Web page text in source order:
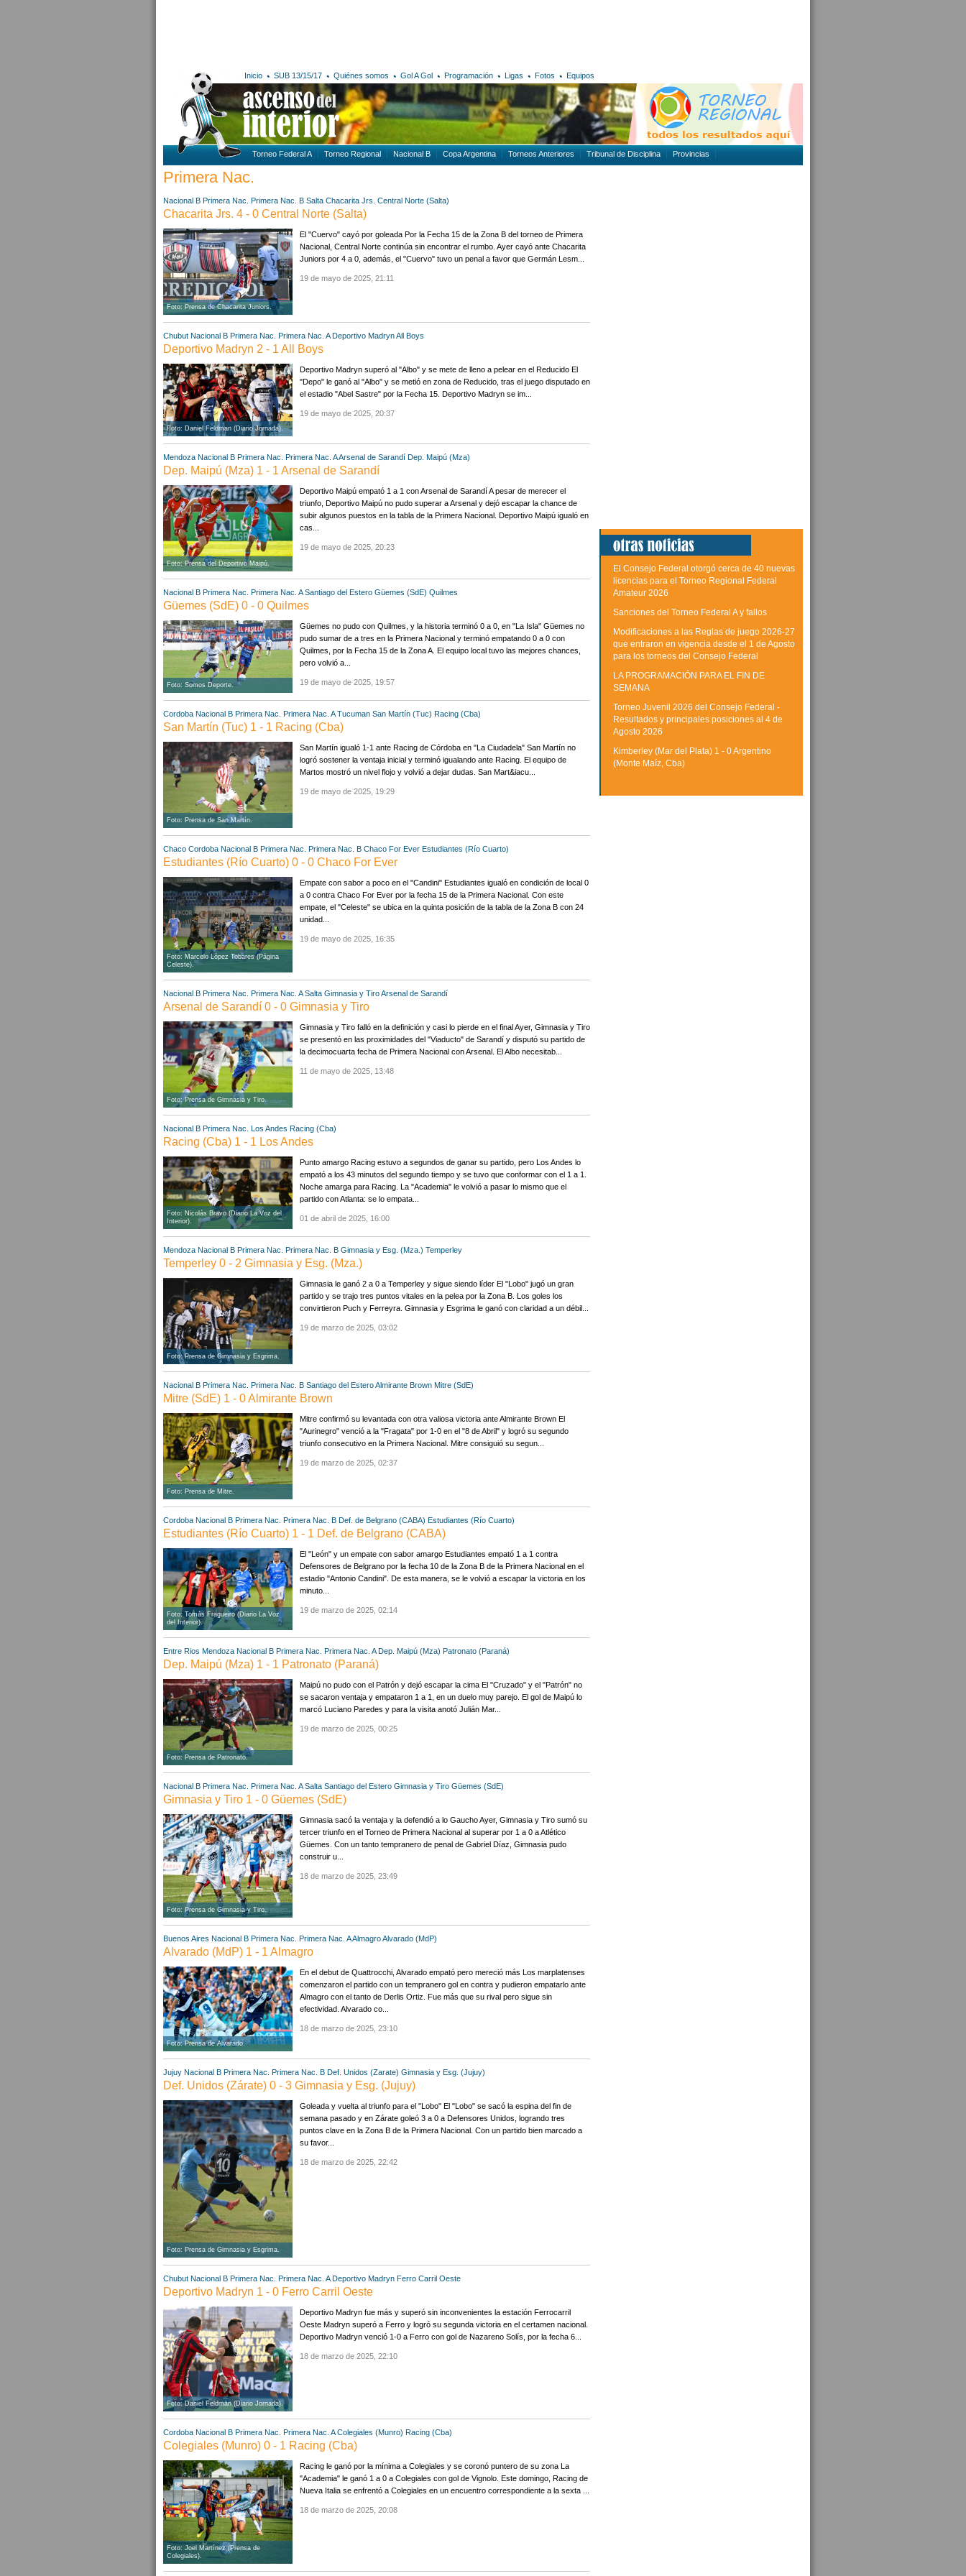
Inicio SUB 13/15/17 Quiénes somos Gol A Gol Programación Ligas Fotos Equipos
Torneo Federal A Torneo Regional Nacional B Copa Argentina Torneos Anteriores Tribunal de Disciplina Provincias
Primera Nac.
Nacional B Primera Nac. Primera Nac. B Salta Chacarita Jrs. Central Norte (Salta)
Chacarita Jrs. 4 - 0 Central Norte (Salta)
Foto: Prensa de Chacarita Juniors.
El "Cuervo" cayó por goleada Por la Fecha 15 de la Zona B del torneo de Primera
Nacional, Central Norte continúa sin encontrar el rumbo. Ayer cayó ante Chacarita
Juniors por 4 a 0, además, el "Cuervo" tuvo un penal a favor que Germán Lesm...
19 de mayo de 2025, 21:11
Chubut Nacional B Primera Nac. Primera Nac. A Deportivo MadrynAll Boys
Deportivo Madryn 2 - 1 All Boys
Foto: Daniel Feldman (Diario Jornada).
Deportivo Madryn superó al "Albo" y se mete de lleno a pelear en el Reducido El
"Depo" le ganó al "Albo" y se metió en zona de Reducido, tras el juego disputado en
el estadio "Abel Sastre" por la Fecha 15. Deportivo Madryn se im...
19 de mayo de 2025, 20:37
Mendoza Nacional B Primera Nac. Primera Nac. AArsenal de Sarandí Dep. Maipú (Mza)
Dep. Maipú (Mza) 1 - 1 Arsenal de Sarandí
Foto: Prensa del Deportivo Maipú.
Deportivo Maipú empató 1 a 1 con Arsenal de Sarandí A pesar de merecer el
triunfo, Deportivo Maipú no pudo superar a Arsenal y dejó escapar la chance de
subir algunos puestos en la tabla de la Primera Nacional. Deportivo Maipú igualó en
cas...
19 de mayo de 2025, 20:23
Nacional B Primera Nac. Primera Nac. A Santiago del Estero Güemes (SdE) Quilmes
Güemes (SdE) 0 - 0 Quilmes
Foto: Somos Deporte.
Güemes no pudo con Quilmes, y la historia terminó 0 a 0, en "La Isla" Güemes no
pudo sumar de a tres en la Primera Nacional y terminó empatando 0 a 0 con
Quilmes, por la Fecha 15 de la Zona A. El equipo local tuvo las mejores chances,
pero volvió a...
19 de mayo de 2025, 19:57
Cordoba Nacional B Primera Nac. Primera Nac. A Tucuman San Martín (Tuc) Racing (Cba)
San Martín (Tuc) 1 - 1 Racing (Cba)
Foto: Prensa de San Martín.
San Martín igualó 1-1 ante Racing de Córdoba en "La Ciudadela" San Martín no
logró sostener la ventaja inicial y terminó igualando ante Racing. El equipo de
Martos mostró un nivel flojo y volvió a dejar dudas. San Mart&iacu...
19 de mayo de 2025, 19:29
Chaco Cordoba Nacional B Primera Nac. Primera Nac. B Chaco For Ever Estudiantes (Río Cuarto)
Estudiantes (Río Cuarto) 0 - 0 Chaco For Ever
Foto: Marcelo López Tobares (Página
Celeste).
Empate con sabor a poco en el "Candini" Estudiantes igualó en condición de local 0
a 0 contra Chaco For Ever por la fecha 15 de la Primera Nacional. Con este
empate, el "Celeste" se ubica en la quinta posición de la tabla de la Zona B con 24
unidad...
19 de mayo de 2025, 16:35
Nacional B Primera Nac. Primera Nac. A Salta Gimnasia y TiroArsenal de Sarandí
Arsenal de Sarandí 0 - 0 Gimnasia y Tiro
Foto: Prensa de Gimnasia y Tiro.
Gimnasia y Tiro falló en la definición y casi lo pierde en el final Ayer, Gimnasia y Tiro
se presentó en las proximidades del "Viaducto" de Sarandí y disputó su partido de
la decimocuarta fecha de Primera Nacional con Arsenal. El Albo necesitab...
11 de mayo de 2025, 13:48
Nacional B Primera Nac. Los Andes Racing (Cba)
Racing (Cba) 1 - 1 Los Andes
Foto: Nicolás Bravo (Diario La Voz del
Interior).
Punto amargo Racing estuvo a segundos de ganar su partido, pero Los Andes lo
empató a los 43 minutos del segundo tiempo y se tuvo que conformar con el 1 a 1.
Noche amarga para Racing. La "Academia" le volvió a pasar lo mismo que el
partido con Atlanta: se lo empata...
01 de abril de 2025, 16:00
Mendoza Nacional B Primera Nac. Primera Nac. B Gimnasia y Esg. (Mza.) Temperley
Temperley 0 - 2 Gimnasia y Esg. (Mza.)
Foto: Prensa de Gimnasia y Esgrima.
Gimnasia le ganó 2 a 0 a Temperley y sigue siendo líder El "Lobo" jugó un gran
partido y se trajo tres puntos vitales en la pelea por la Zona B. Los goles los
convirtieron Puch y Ferreyra. Gimnasia y Esgrima le ganó con claridad a un débil...
19 de marzo de 2025, 03:02
Nacional B Primera Nac. Primera Nac. B Santiago del EsteroAlmirante Brown Mitre (SdE)
Mitre (SdE) 1 - 0 Almirante Brown
Foto: Prensa de Mitre.
Mitre confirmó su levantada con otra valiosa victoria ante Almirante Brown El
"Aurinegro" venció a la "Fragata" por 1-0 en el "8 de Abril" y logró su segundo
triunfo consecutivo en la Primera Nacional. Mitre consiguió su segun...
19 de marzo de 2025, 02:37
Cordoba Nacional B Primera Nac. Primera Nac. B Def. de Belgrano (CABA) Estudiantes (Río Cuarto)
Estudiantes (Río Cuarto) 1 - 1 Def. de Belgrano (CABA)
Foto: Tomás Fragueiro (Diario La Voz
del Interior).
El "León" y un empate con sabor amargo Estudiantes empató 1 a 1 contra
Defensores de Belgrano por la fecha 10 de la Zona B de la Primera Nacional en el
estadio "Antonio Candini". De esta manera, se le volvió a escapar la victoria en los
minuto...
19 de marzo de 2025, 02:14
Entre Rios Mendoza Nacional B Primera Nac. Primera Nac. A Dep. Maipú (Mza) Patronato (Paraná)
Dep. Maipú (Mza) 1 - 1 Patronato (Paraná)
Foto: Prensa de Patronato.
Maipú no pudo con el Patrón y dejó escapar la cima El "Cruzado" y el "Patrón" no
se sacaron ventaja y empataron 1 a 1, en un duelo muy parejo. El gol de Maipú lo
marcó Luciano Paredes y para la visita anotó Julián Mar...
19 de marzo de 2025, 00:25
Nacional B Primera Nac. Primera Nac. A Salta Santiago del Estero Gimnasia y Tiro Güemes (SdE)
Gimnasia y Tiro 1 - 0 Güemes (SdE)
Foto: Prensa de Gimnasia y Tiro.
Gimnasia sacó la ventaja y la defendió a lo Gaucho Ayer, Gimnasia y Tiro sumó su
tercer triunfo en el Torneo de Primera Nacional al superar por 1 a 0 a Atlético
Güemes. Con un tanto tempranero de penal de Gabriel Díaz, Gimnasia pudo
construir u...
18 de marzo de 2025, 23:49
Buenos Aires Nacional B Primera Nac. Primera Nac. AAlmagroAlvarado (MdP)
Alvarado (MdP) 1 - 1 Almagro
Foto: Prensa de Alvarado.
En el debut de Quattrocchi, Alvarado empató pero mereció más Los marplatenses
comenzaron el partido con un tempranero gol en contra y pudieron empatarlo ante
Almagro con el tanto de Derlis Ortiz. Fue más que su rival pero sigue sin
efectividad. Alvarado co...
18 de marzo de 2025, 23:10
Jujuy Nacional B Primera Nac. Primera Nac. B Def. Unidos (Zarate) Gimnasia y Esg. (Jujuy)
Def. Unidos (Zárate) 0 - 3 Gimnasia y Esg. (Jujuy)
Foto: Prensa de Gimnasia y Esgrima.
Goleada y vuelta al triunfo para el "Lobo" El "Lobo" se sacó la espina del fin de
semana pasado y en Zárate goleó 3 a 0 a Defensores Unidos, logrando tres
puntos clave en la Zona B de la Primera Nacional. Con un partido bien marcado a
su favor...
18 de marzo de 2025, 22:42
Chubut Nacional B Primera Nac. Primera Nac. A Deportivo Madryn Ferro Carril Oeste
Deportivo Madryn 1 - 0 Ferro Carril Oeste
Foto: Daniel Feldman (Diario Jornada).
Deportivo Madryn fue más y superó sin inconvenientes la estación Ferrocarril
Oeste Madryn superó a Ferro y logró su segunda victoria en el certamen nacional.
Deportivo Madryn venció 1-0 a Ferro con gol de Nazareno Solís, por la fecha 6...
18 de marzo de 2025, 22:10
Cordoba Nacional B Primera Nac. Primera Nac. A Colegiales (Munro) Racing (Cba)
Colegiales (Munro) 0 - 1 Racing (Cba)
Foto: Joel Martínez (Prensa de
Colegiales).
Racing le ganó por la mínima a Colegiales y se coronó puntero de su zona La
"Academia" le ganó 1 a 0 a Colegiales con gol de Vignolo. Este domingo, Racing de
Nueva Italia se enfrentó a Colegiales en un encuentro correspondiente a la sexta ...
18 de marzo de 2025, 20:08
El Consejo Federal otorgó cerca de 40 nuevas
licencias para el Torneo Regional Federal
Amateur 2026
Sanciones del Torneo Federal A y fallos
Modificaciones a las Reglas de juego 2026-27
que entraron en vigencia desde el 1 de Agosto
para los torneos del Consejo Federal
LA PROGRAMACIÓN PARA EL FIN DE
SEMANA
Torneo Juvenil 2026 del Consejo Federal -
Resultados y principales posiciones al 4 de
Agosto 2026
Kimberley (Mar del Plata) 1 - 0 Argentino
(Monte Maíz, Cba)